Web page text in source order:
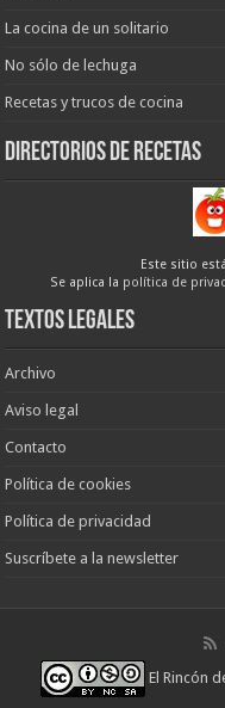
La cocina de un solitario
No sólo de lechuga
Recetas y trucos de cocina
Directorios de recetas
Este sitio
Se aplica la política de
Textos legales
Archivo
Aviso legal
Contacto
Política de cookies
Política de privacidad
Suscríbete a la newsletter
El Rincón